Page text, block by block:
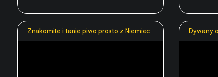
Znakomite i tanie piwo prosto z Niemiec Dywany